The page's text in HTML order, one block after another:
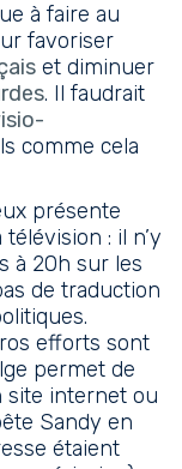
à faire au
favoriser
et diminuer
. Il faudrait
comme cela
présente
: il n’y
à 20h sur les
de traduction
efforts sont
permet de
site internet ou
Sandy en
étaient